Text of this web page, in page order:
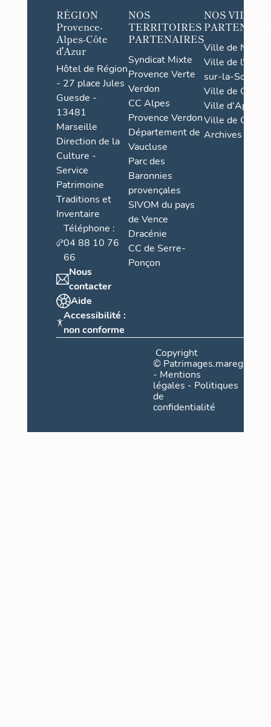
RÉGION
Provence-
Alpes-Côte
d'Azur
Hôtel de Région
- 27 place Jules
Guesde -
13481
Marseille
Direction de la
Culture -
Service
Patrimoine
Traditions et
Inventaire
Téléphone :
04 88 10 76
66
Nous
contacter
Aide
Accessibilité :
non conforme
NOS
TERRITOIRES
PARTENAIRES
Syndicat Mixte
Provence Verte
Verdon
CC Alpes
Provence Verdon
Département de
Vaucluse
Parc des
Baronnies
provençales
SIVOM du pays
de Vence
Dracénie
CC de Serre-
Ponçon
NOS VILLES
Ville de Nice
Ville de l'Isle-
sur-la-Sorgue
Ville de Grasse
Ville d'Apt
Ville de
Archives
Copyright
©
- Mentions
légales - Politiques
de
confidentialité